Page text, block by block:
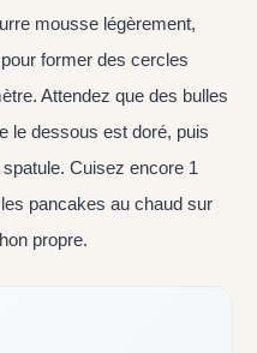
mousse légèrement,
former des cercles
Attendez que des bulles
le dessous est doré, puis
Cuisez encore 1
pancakes au chaud sur
propre.